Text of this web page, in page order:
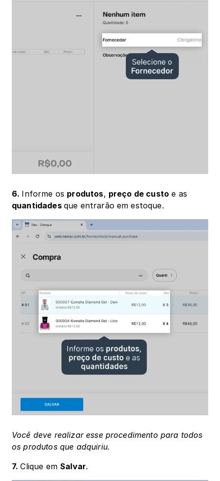
6. Informe os produtos, preço de custo
quantidades que entrarão em estoque.
Você deve realizar esse procedimento para todos
os produtos que adquiriu.
7. Clique em Salvar.